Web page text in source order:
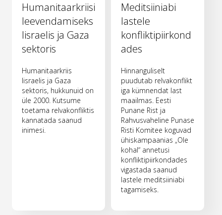
Humanitaarkriisi
leevendamiseks
Iisraelis ja Gaza
sektoris
Humanitaarkriis
Iisraelis ja Gaza
sektoris, hukkunuid on
üle 2000. Kutsume
toetama relvakonfliktis
kannatada saanud
inimesi.
Meditsiiniabi
lastele
konfliktipiirkond
ades
Hinnanguliselt
puudutab relvakonflikt
iga kümnendat last
maailmas. Eesti
Punane Rist ja
Rahvusvaheline Punase
Risti Komitee koguvad
ühiskampaanias „Ole
kohal“ annetusi
konfliktipiirkondades
vigastada saanud
lastele meditsiiniabi
tagamiseks.